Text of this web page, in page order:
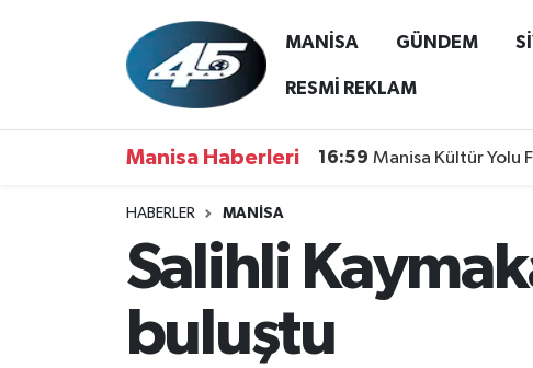
MANİSA GÜNDEM
RESMİ REKLAM
Manisa Haberleri 16:59 Manisa Kültür Yolu
HABERLER MANİSA
Salihli
buluştu
MANİSA
Hava Durumu
Tüm Manşetler
Son Dakika Haberleri